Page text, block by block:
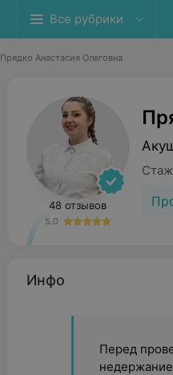
Все рубрики
Прядко Анастасия Олеговна
48 отзывов
5.0
Инфо
Перед